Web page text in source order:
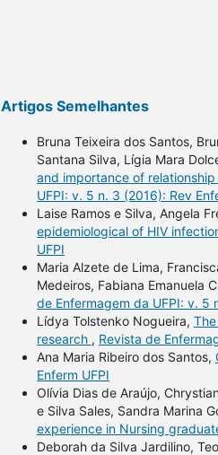
Artigos Semelhantes
Bruna Teixeira dos Santos,
Santana Silva, Lígia Mara
and importance of
UFPI: v. 5 n. 3 (2016): Rev
Laise Ramos e Silva, Angela
epidemiological of HIV
UFPI
Maria Alzete de Lima,
Medeiros, Fabiana Emanuela
de Enfermagem da UFPI: v. 5
Lídya Tolstenko Nogueira,
research , Revista de
Ana Maria Ribeiro dos Santos,
Enferm UFPI
Olívia Dias de Araújo,
e Silva Sales, Sandra Marina
experience in Nursing
Deborah da Silva Jardilino,